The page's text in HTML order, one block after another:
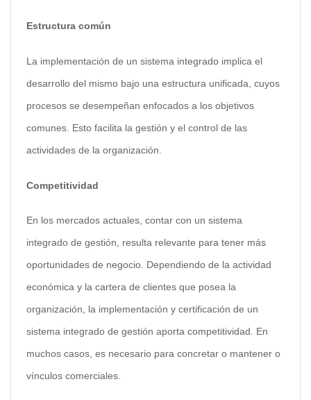
Estructura común
La implementación de un sistema integrado implica el
desarrollo del mismo bajo una estructura unificada, cuyos
procesos se desempeñan enfocados a los objetivos
comunes. Esto facilita la gestión y el control de las
actividades de la organización.
Competitividad
En los mercados actuales, contar con un sistema
integrado de gestión, resulta relevante para tener más
oportunidades de negocio. Dependiendo de la actividad
económica y la cartera de clientes que posea la
organización, la implementación y certificación de un
sistema integrado de gestión aporta competitividad. En
muchos casos, es necesario para concretar o mantener o
vínculos comerciales.